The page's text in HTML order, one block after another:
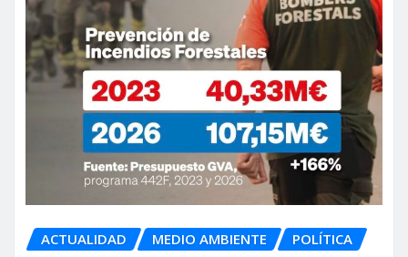
ACTUALIDAD MEDIO AMBIENTE POLÍTICA